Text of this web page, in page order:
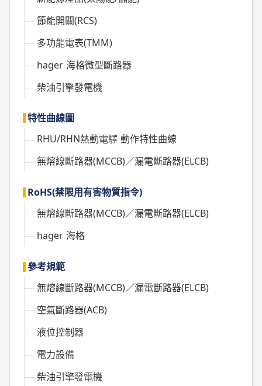
節能開關(RCS)
多功能電表(TMM)
hager 海格微型斷路器
柴油引擎發電機
特性曲線圖
RHU/RHN熱動電驛 動作特性曲線
無熔線斷路器(MCCB)／漏電斷路器(ELCB)
RoHS(禁限用有害物質指令)
無熔線斷路器(MCCB)／漏電斷路器(ELCB)
hager 海格
參考規範
無熔線斷路器(MCCB)／漏電斷路器(ELCB)
空氣斷路器(ACB)
液位控制器
電力設備
柴油引擎發電機